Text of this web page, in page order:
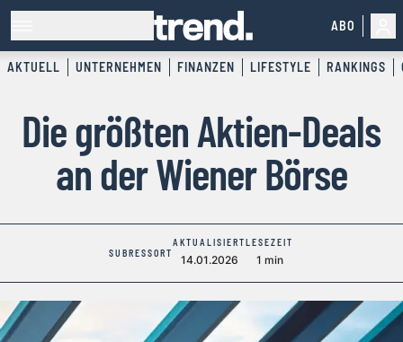
ABO
AKTUELL UNTERNEHMEN FINANZEN LIFESTYLE RANKINGS
Die größten Aktien-Deals
an der Wiener Börse
SUBRESSORT
AKTUALISIERT
14.01.2026
LESEZEIT
1 min